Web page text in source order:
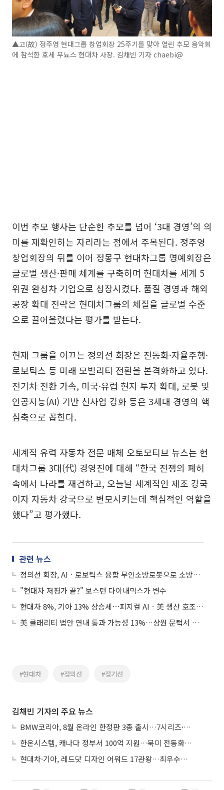
▲고(故) 정주영 현대그룹 창업회장 25주기를 맞아 열린 추모 음악회
에 참석한 호세 무뇨스 현대차 사장. 김채빈 기자 chaebi@
이번 추모 행사는 단순한 추모를 넘어 ‘3대 경영’의 의
미를 재확인하는 자리라는 점에서 주목된다. 정주영
창업회장의 뒤를 이어 정몽구 현대차그룹 명예회장은
글로벌 생산·판매 체계를 구축하며 현대차를 세계 5
위권 완성차 기업으로 성장시켰다. 품질 경영과 해외
공장 확대 전략은 현대차그룹의 체질을 글로벌 수준
으로 끌어올렸다는 평가를 받는다.
현재 그룹을 이끄는 정의선 회장은 전동화·자율주행·
로보틱스 등 미래 모빌리티 전환을 본격화하고 있다.
전기차 전환 가속, 미국·유럽 현지 투자 확대, 로봇 및
인공지능(AI) 기반 신사업 강화 등은 3세대 경영의 핵
심축으로 꼽힌다.
세계적 유력 자동차 전문 매체 오토모티브 뉴스는 현
대차그룹 3대(代) 경영진에 대해 “한국 전쟁의 폐허
속에서 나라를 재건하고, 오늘날 세계적인 제조 강국
이자 자동차 강국으로 변모시키는데 핵심적인 역할을
했다”고 평가했다.
관련 뉴스
정의선 회장, AIㆍ로보틱스 융합 무인소방로봇으로 소방관 안전 지킨다
"현대차 저평가 끝?" 보스턴 다이내믹스가 변수
현대차 8%, 기아 13% 상승세⋯피지컬 AIㆍ美 생산 호조 기대
美 클래리티 법안 연내 통과 가능성 13%…상원 문턱서 제동
#현대차 #정의선 #정기선
김채빈 기자의 주요 뉴스
BMW코리아, 8월 온라인 한정판 3종 출시…7시리즈·X7·M340i 투어링
한온시스템, 캐나다 정부서 100억 지원…북미 전동화 시장 가속
현대차·기아, 레드닷 디자인 어워드 17관왕…최우수상 2개 수상